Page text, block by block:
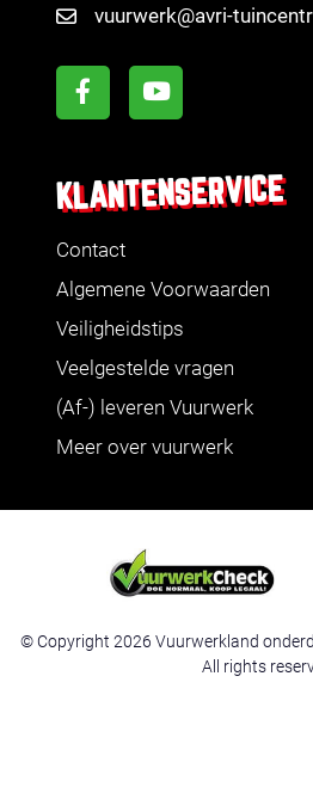
vuurwerk@avri-
KLANTENSERVICE
Contact
Algemene Voorwaarden
Veiligheidstips
Veelgestelde vragen
(Af-) leveren Vuurwerk
Meer over vuurwerk
© Copyright 2026 Vuurwerkland
All rights